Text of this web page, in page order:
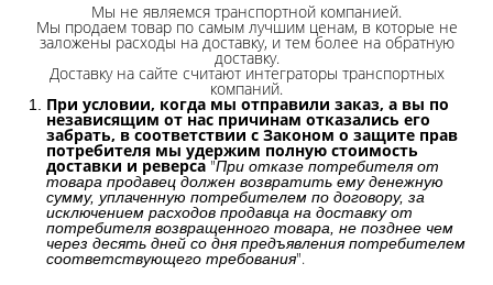
Мы не являемся транспортной компанией.
Мы продаем товар по самым лучшим ценам, в которые не
заложены расходы на доставку, и тем более на обратную
доставку.
Доставку на сайте считают интеграторы транспортных
компаний.
При условии, когда мы отправили заказ, а вы по
независящим от нас причинам отказались его
забрать, в соответствии с Законом о защите прав
потребителя мы удержим полную стоимость
доставки и реверса "При отказе потребителя от
товара продавец должен возвратить ему денежную
сумму, уплаченную потребителем по договору, за
исключением расходов продавца на доставку от
потребителя возвращенного товара, не позднее чем
через десять дней со дня предъявления потребителем
соответствующего требования".